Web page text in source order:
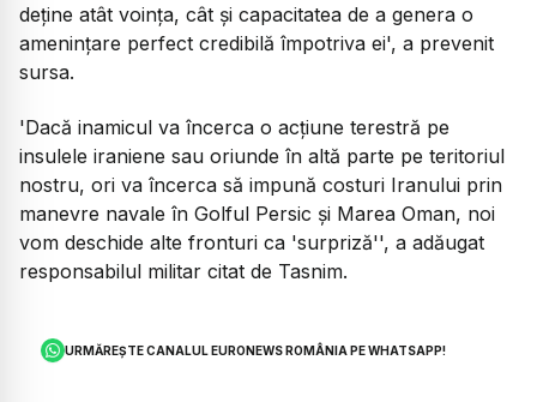
deține atât voința, cât și capacitatea de a genera o
amenințare perfect credibilă împotriva ei', a prevenit
sursa.
'Dacă inamicul va încerca o acțiune terestră pe
insulele iraniene sau oriunde în altă parte pe teritoriul
nostru, ori va încerca să impună costuri Iranului prin
manevre navale în Golful Persic și Marea Oman, noi
vom deschide alte fronturi ca 'surpriză'', a adăugat
responsabilul militar citat de Tasnim.
URMĂREȘTE CANALUL EURONEWS ROMÂNIA PE WHATSAPP!